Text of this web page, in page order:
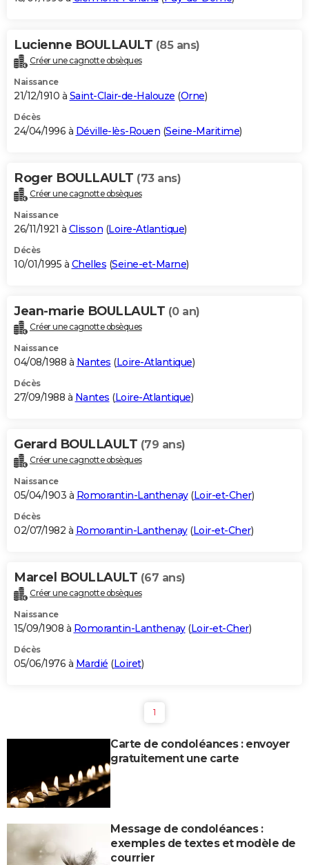
Lucienne BOULLAULT (85 ans)
Créer une cagnotte obsèques
Naissance
21/12/1910 à Saint-Clair-de-Halouze (Orne)
Décès
24/04/1996 à Déville-lès-Rouen (Seine-Maritime)
Roger BOULLAULT (73 ans)
Créer une cagnotte obsèques
Naissance
26/11/1921 à Clisson (Loire-Atlantique)
Décès
10/01/1995 à Chelles (Seine-et-Marne)
Jean-marie BOULLAULT (0 an)
Créer une cagnotte obsèques
Naissance
04/08/1988 à Nantes (Loire-Atlantique)
Décès
27/09/1988 à Nantes (Loire-Atlantique)
Gerard BOULLAULT (79 ans)
Créer une cagnotte obsèques
Naissance
05/04/1903 à Romorantin-Lanthenay(Loir-et-Cher)
Décès
02/07/1982 à Romorantin-Lanthenay(Loir-et-Cher)
Marcel BOULLAULT (67 ans)
Créer une cagnotte obsèques
Naissance
15/09/1908 à Romorantin-Lanthenay(Loir-et-Cher)
Décès
05/06/1976 à Mardié (Loiret)
1
Carte de condoléances : envoyer
gratuitement une carte
Message de condoléances :
exemples de textes et modèle de
courrier